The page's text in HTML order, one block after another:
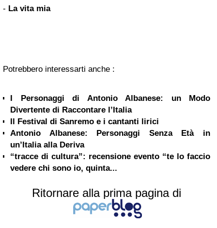
- La vita mia
Potrebbero interessarti anche :
I Personaggi di Antonio Albanese: un Modo
Divertente di Raccontare l’Italia
Il Festival di Sanremo e i cantanti lirici
Antonio Albanese: Personaggi Senza Età in
un’Italia alla Deriva
“tracce di cultura”: recensione evento “te lo faccio
vedere chi sono io, quinta...
Ritornare alla prima pagina di